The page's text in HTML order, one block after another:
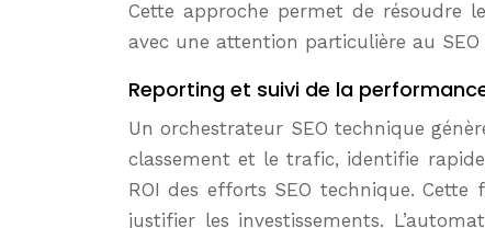
Cette approche permet de résoudre
avec une attention particulière au
Reporting et suivi de la
Un orchestrateur SEO technique
classement et le trafic, identifie
ROI des efforts SEO technique.
justifier les investissements.